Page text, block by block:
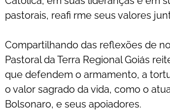
pastorais, reafi rme seus valores
Compartilhando das reflexões de
Pastoral da Terra Regional Goiás
que defendem o armamento, a
o valor sagrado da vida, como o
Bolsonaro, e seus apoiadores.